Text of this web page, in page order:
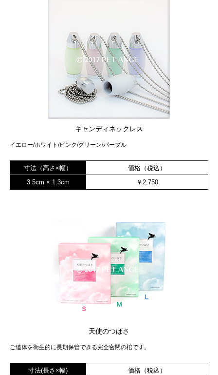
キャンディネックレス
イエロー/ホワイト/ピンク/グリーン/パープル
寸法（高さ×幅）
価格（税込）
3.5cm × 1.3cm
￥2,750
天使のつばさ
ご遺体を衛生的に長期保管できる完全密閉の棺です。
寸法(長さ×幅)
価格（税込）